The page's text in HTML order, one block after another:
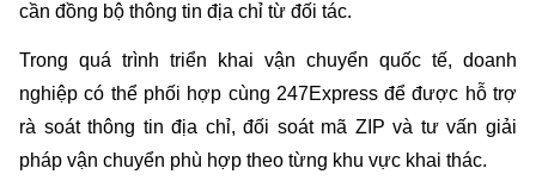
cần đồng bộ thông tin địa chỉ từ đối tác.
Trong quá trình triển khai vận chuyển quốc tế, doanh
nghiệp có thể phối hợp cùng 247Express để được hỗ trợ
rà soát thông tin địa chỉ, đối soát mã ZIP và tư vấn giải
pháp vận chuyển phù hợp theo từng khu vực khai thác.